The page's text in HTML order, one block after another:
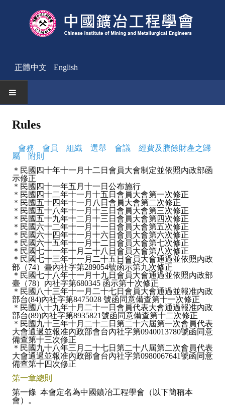
正體中文 English
Activities Notice
Member
Join Us
Other News
ABOUT
Director's words
History
CIMME Society
Learn address location map
Structure
Organization
Rules
會務 會員 組織 選舉 會議
經費及賸餘財產之歸
屬
附則
＊民國四十年十一月十二日會員大會制定並依照內政部函
示修正
＊民國四十一年五月十一日公布施行
＊民國四十二年十一月十五日會員大會第一次修正
＊民國五十四年十一月八日會員大會第二次修正
＊民國五十八年十一月十三日會員大會第三次修正
＊民國五十九年十二月十三日會員大會第四次修正
＊民國六十二年十一月十一日會員大會第五次修正
＊民國六十四年十一月十六日會員大會第六次修正
＊民國六十五年十一月十二日會員大會第七次修正
＊民國七十一年十月二十八日會員大會第八次修正
＊民國七十三年十一月二十五日會員大會通過並依照內政
部（74）臺內社字第289054號函示第九次修正
＊民國七十八年十一月十九日會員大會通過並依照內政部
臺（78）內社字第680345 函示第十次修正
＊民國八十三年十一月二十七日會員大會通過並報准內政
部台(84)內社字第8475028 號函同意備查第十一次修正
＊民國八十九年十月二十一日會員代表大會通過報准內政
部台(89)內社字第8935821號函同意備查第十二次修正
＊民國九十三年十月二十二日第二十六屆第一次會員代表
大會通過並報准內政部會台內社字第0940013780號函同意
備查第十三次修正
＊民國九十八年三月二十七日第二十八屆第二次會員代表
大會通過並報准內政部會台內社字第0980067641號函同意
備查第十四次修正
第一章總則
第一條 本會定名為中國鑛冶工程學會（以下簡稱本
會）。